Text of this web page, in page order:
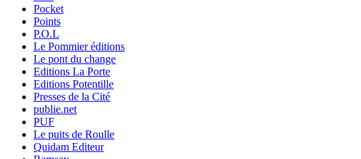
Pocket
Points
P.O.L
Le Pommier éditions
Le pont du change
Editions La Porte
Editions Potentille
Presses de la Cité
publie.net
PUF
Le puits de Roulle
Quidam Editeur